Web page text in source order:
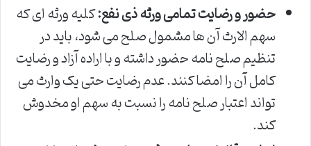
حضور و رضایت تمامی ورثه ذی نفع:کلیه ورثه ای که
سهم الارث آن ها مشمول صلح می شود، باید در
تنظیم صلح نامه حضور داشته و با اراده آزاد و رضایت
کامل آن را امضا کنند. عدم رضایت حتی یک وارث می
تواند اعتبار صلح نامه را نسبت به سهم او مخدوش
کند.